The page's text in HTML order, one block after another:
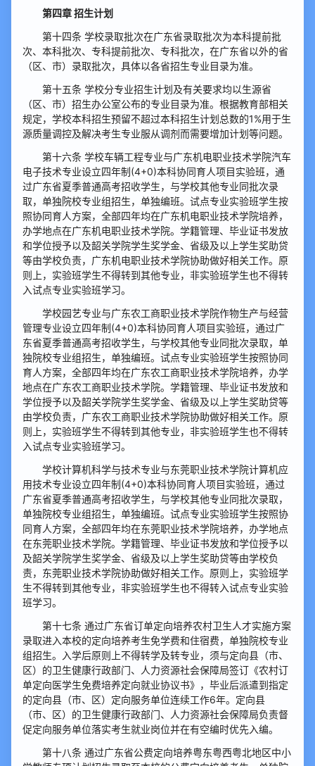
第四章 招生计划
第十四条 学校录取批次在广东省录取批次为本科提前批
次、本科批次、专科提前批次、专科批次，在广东省以外的省
（区、市）录取批次，具体以各省招生专业目录为准。
第十五条 学校分专业招生计划及有关要求均以生源省
（区、市）招生办公室公布的专业目录为准。根据教育部相关
规定，学校本科招生预留不超过本科招生计划总数的1%用于生
源质量调控及解决考生专业服从调剂而需要增加计划等问题。
第十六条 学校车辆工程专业与广东机电职业技术学院汽车
电子技术专业设立四年制(4+0)本科协同育人项目实验班，通
过广东省夏季普通高考招收学生，与学校其他专业同批次录
取，单独院校专业组招生，单独编班。试点专业实验班学生按
照协同育人方案，全部四年均在广东机电职业技术学院培养，
办学地点在广东机电职业技术学院。学籍管理、毕业证书发放
和学位授予以及韶关学院学生奖学金、省级及以上学生奖助贷
等由学校负责，广东机电职业技术学院协助做好相关工作。原
则上，实验班学生不得转到其他专业，非实验班学生也不得转
入试点专业实验班学习。
学校园艺专业与广东农工商职业技术学院作物生产与经营
管理专业设立四年制(4+0)本科协同育人项目实验班，通过广
东省夏季普通高考招收学生，与学校其他专业同批次录取，单
独院校专业组招生，单独编班。试点专业实验班学生按照协同
育人方案，全部四年均在广东农工商职业技术学院培养，办学
地点在广东农工商职业技术学院。学籍管理、毕业证书发放和
学位授予以及韶关学院学生奖学金、省级及以上学生奖助贷等
由学校负责，广东农工商职业技术学院协助做好相关工作。原
则上，实验班学生不得转到其他专业，非实验班学生也不得转
入试点专业实验班学习。
学校计算机科学与技术专业与东莞职业技术学院计算机应
用技术专业设立四年制(4+0)本科协同育人项目实验班，通过
广东省夏季普通高考招收学生，与学校其他专业同批次录取，
单独院校专业组招生，单独编班。试点专业实验班学生按照协
同育人方案，全部四年均在东莞职业技术学院培养，办学地点
在东莞职业技术学院。学籍管理、毕业证书发放和学位授予以
及韶关学院学生奖学金、省级及以上学生奖助贷等由学校负
责，东莞职业技术学院协助做好相关工作。原则上，实验班学
生不得转到其他专业，非实验班学生也不得转入试点专业实验
班学习。
第十七条 通过广东省订单定向培养农村卫生人才实施方案
录取进入本校的定向培养考生免学费和住宿费，单独院校专业
组招生。入学后原则上不得转学及转专业，须与定向县（市、
区）的卫生健康行政部门、人力资源社会保障局签订《农村订
单定向医学生免费培养定向就业协议书》，毕业后派遣到指定
的定向县（市、区）定向服务单位连续工作6年。定向县
（市、区）的卫生健康行政部门、人力资源社会保障局负责督
促定向服务单位落实考生就业岗位并在有空编时优先入编。
第十八条 通过广东省公费定向培养粤东粤西粤北地区中小